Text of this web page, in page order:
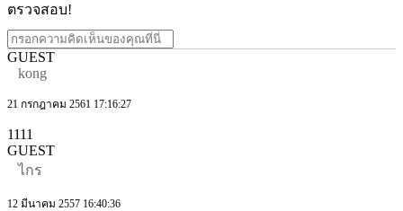
ตรวจสอบ!
GUEST
kong
21 กรกฎาคม 2561 17:16:27
1111
GUEST
ไกร
12 มีนาคม 2557 16:40:36